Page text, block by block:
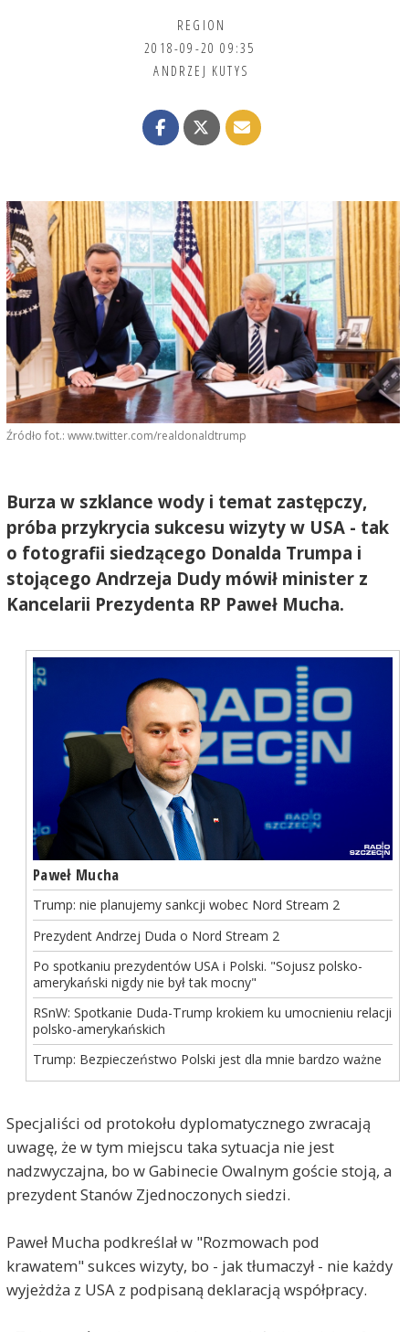
REGION
2018-09-20 09:35
ANDRZEJ KUTYS
Źródło fot.: www.twitter.com/realdonaldtrump
Burza w szklance wody i temat zastępczy,
próba przykrycia sukcesu wizyty w USA - tak
o fotografii siedzącego Donalda Trumpa i
stojącego Andrzeja Dudy mówił minister z
Kancelarii Prezydenta RP Paweł Mucha.
Paweł Mucha
Trump: nie planujemy sankcji wobec Nord Stream 2
Prezydent Andrzej Duda o Nord Stream 2
Po spotkaniu prezydentów USA i Polski. "Sojusz polsko-
amerykański nigdy nie był tak mocny"
RSnW: Spotkanie Duda-Trump krokiem ku umocnieniu relacji
polsko-amerykańskich
Trump: Bezpieczeństwo Polski jest dla mnie bardzo ważne
Specjaliści od protokołu dyplomatycznego zwracają
uwagę, że w tym miejscu taka sytuacja nie jest
nadzwyczajna, bo w Gabinecie Owalnym goście stoją, a
prezydent Stanów Zjednoczonych siedzi.
Paweł Mucha podkreślał w "Rozmowach pod
krawatem" sukces wizyty, bo - jak tłumaczył - nie każdy
wyjeżdża z USA z podpisaną deklaracją współpracy.
Każdy, kto jest choć odrobinę rozgarnięty, zanim
skomentuje zdjęcie, wejdzie na twitter'owy profil
prezydenta USA i zobaczy, że zawsze goście stoją